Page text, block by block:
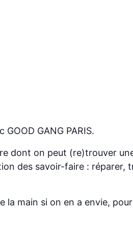
GANG PARIS.
dont on peut (re)trouver
des savoir-faire : réparer,
la main si on en a envie,